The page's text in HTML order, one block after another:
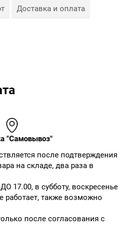
Доставка и оплата
"Самовывоз"
после подтверждения
на складе, два раза в
17.00, в субботу, воскресенье
работает, также возможно
после согласования с